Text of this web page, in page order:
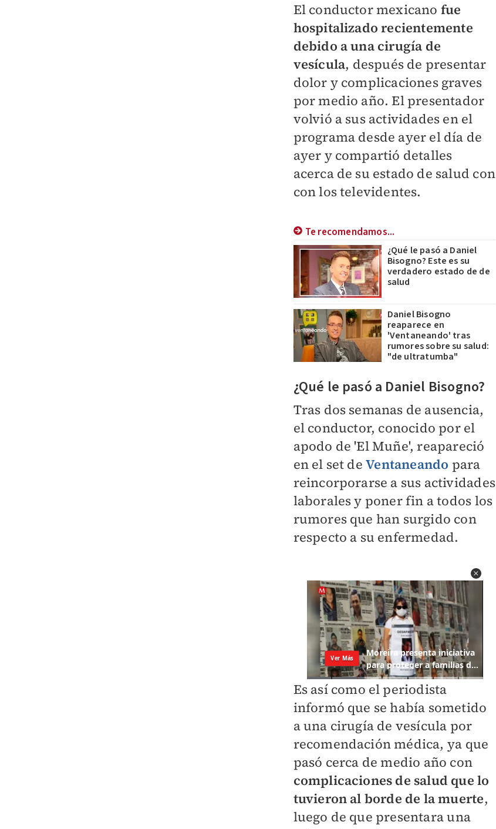
El conductor mexicano fue
hospitalizado recientemente
debido a una cirugía de
vesícula, después de presentar
dolor y complicaciones graves
por medio año. El presentador
volvió a sus actividades en el
programa desde ayer el día de
ayer y compartió detalles
acerca de su estado de salud con
con los televidentes.
Te recomendamos...
¿Qué le pasó a Daniel
Bisogno? Este es su
verdadero estado de de
salud
Daniel Bisogno
reaparece en
'Ventaneando' tras
rumores sobre su salud:
"de ultratumba"
¿Qué le pasó a Daniel Bisogno?
Tras dos semanas de ausencia,
el conductor, conocido por el
apodo de 'El Muñe', reapareció
en el set deVentaneando para
reincorporarse a sus actividades
laborales y poner fin a todos los
rumores que han surgido con
respecto a su enfermedad.
Es así como el periodista
informó que se había sometido
a una cirugía de vesícula por
recomendación médica, ya que
pasó cerca demedio año con
complicaciones de salud que lo
tuvieron al borde de la muerte,
luego de que presentarauna